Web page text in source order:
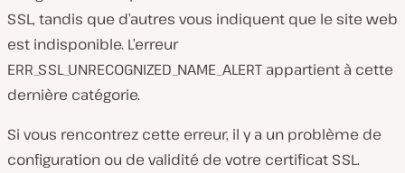
SSL, tandis que d’autres vous indiquent que le site web
est indisponible. L’erreur
ERR_SSL_UNRECOGNIZED_NAME_ALERT appartient à cette
dernière catégorie.
Si vous rencontrez cette erreur, il y a un problème de
configuration ou de validité de votre certificat SSL.